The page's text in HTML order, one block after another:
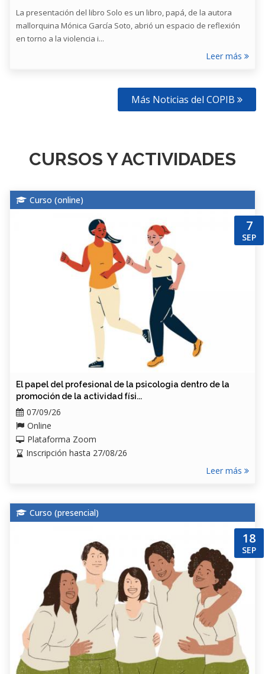
La presentación del libro Solo es un libro, papá, de la autora
mallorquina Mónica García Soto, abrió un espacio de reflexión
en torno a la violencia i...
Leer más
Más Noticias del COPIB
CURSOS Y ACTIVIDADES
Curso (online)
7
SEP
El papel del profesional de la psicologia dentro de la
promoción de la actividad físi...
07/09/26
Online
Plataforma Zoom
Inscripción hasta 27/08/26
Leer más
Curso (presencial)
18
SEP